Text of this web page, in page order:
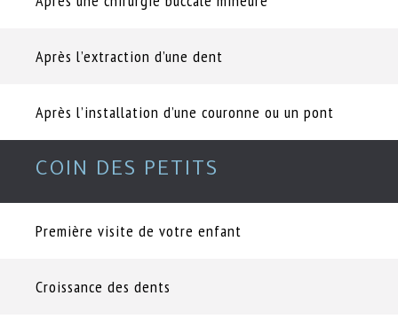
Après l’extraction d’une dent
Après l’installation d’une couronne ou un pont
COIN DES PETITS
Première visite de votre enfant
Croissance des dents